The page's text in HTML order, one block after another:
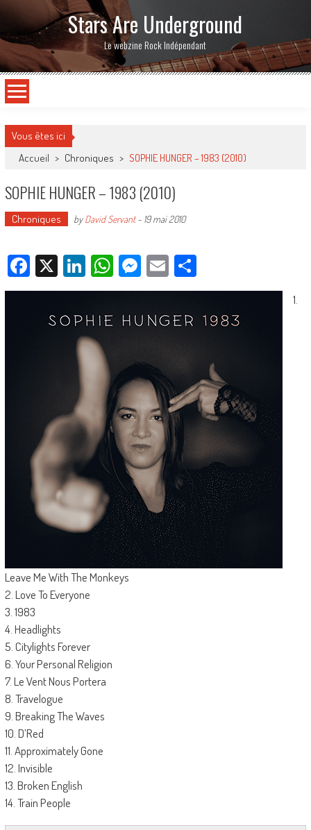
Stars Are Underground
Le webzine Rock Indépendant
Vous êtes ici
Accueil > Chroniques > SOPHIE HUNGER – 1983 (2010)
SOPHIE HUNGER – 1983 (2010)
Chroniques byDavid Servant- 19 mai 2010
Facebook
X LinkedIn
WhatsApp
Messenger
EmailPartager
1.
Leave Me With The Monkeys
2. Love To Everyone
3. 1983
4. Headlights
5. Citylights Forever
6. Your Personal Religion
7. Le Vent Nous Portera
8. Travelogue
9. Breaking The Waves
10. D’Red
11. Approximately Gone
12. Invisible
13. Broken English
14. Train People